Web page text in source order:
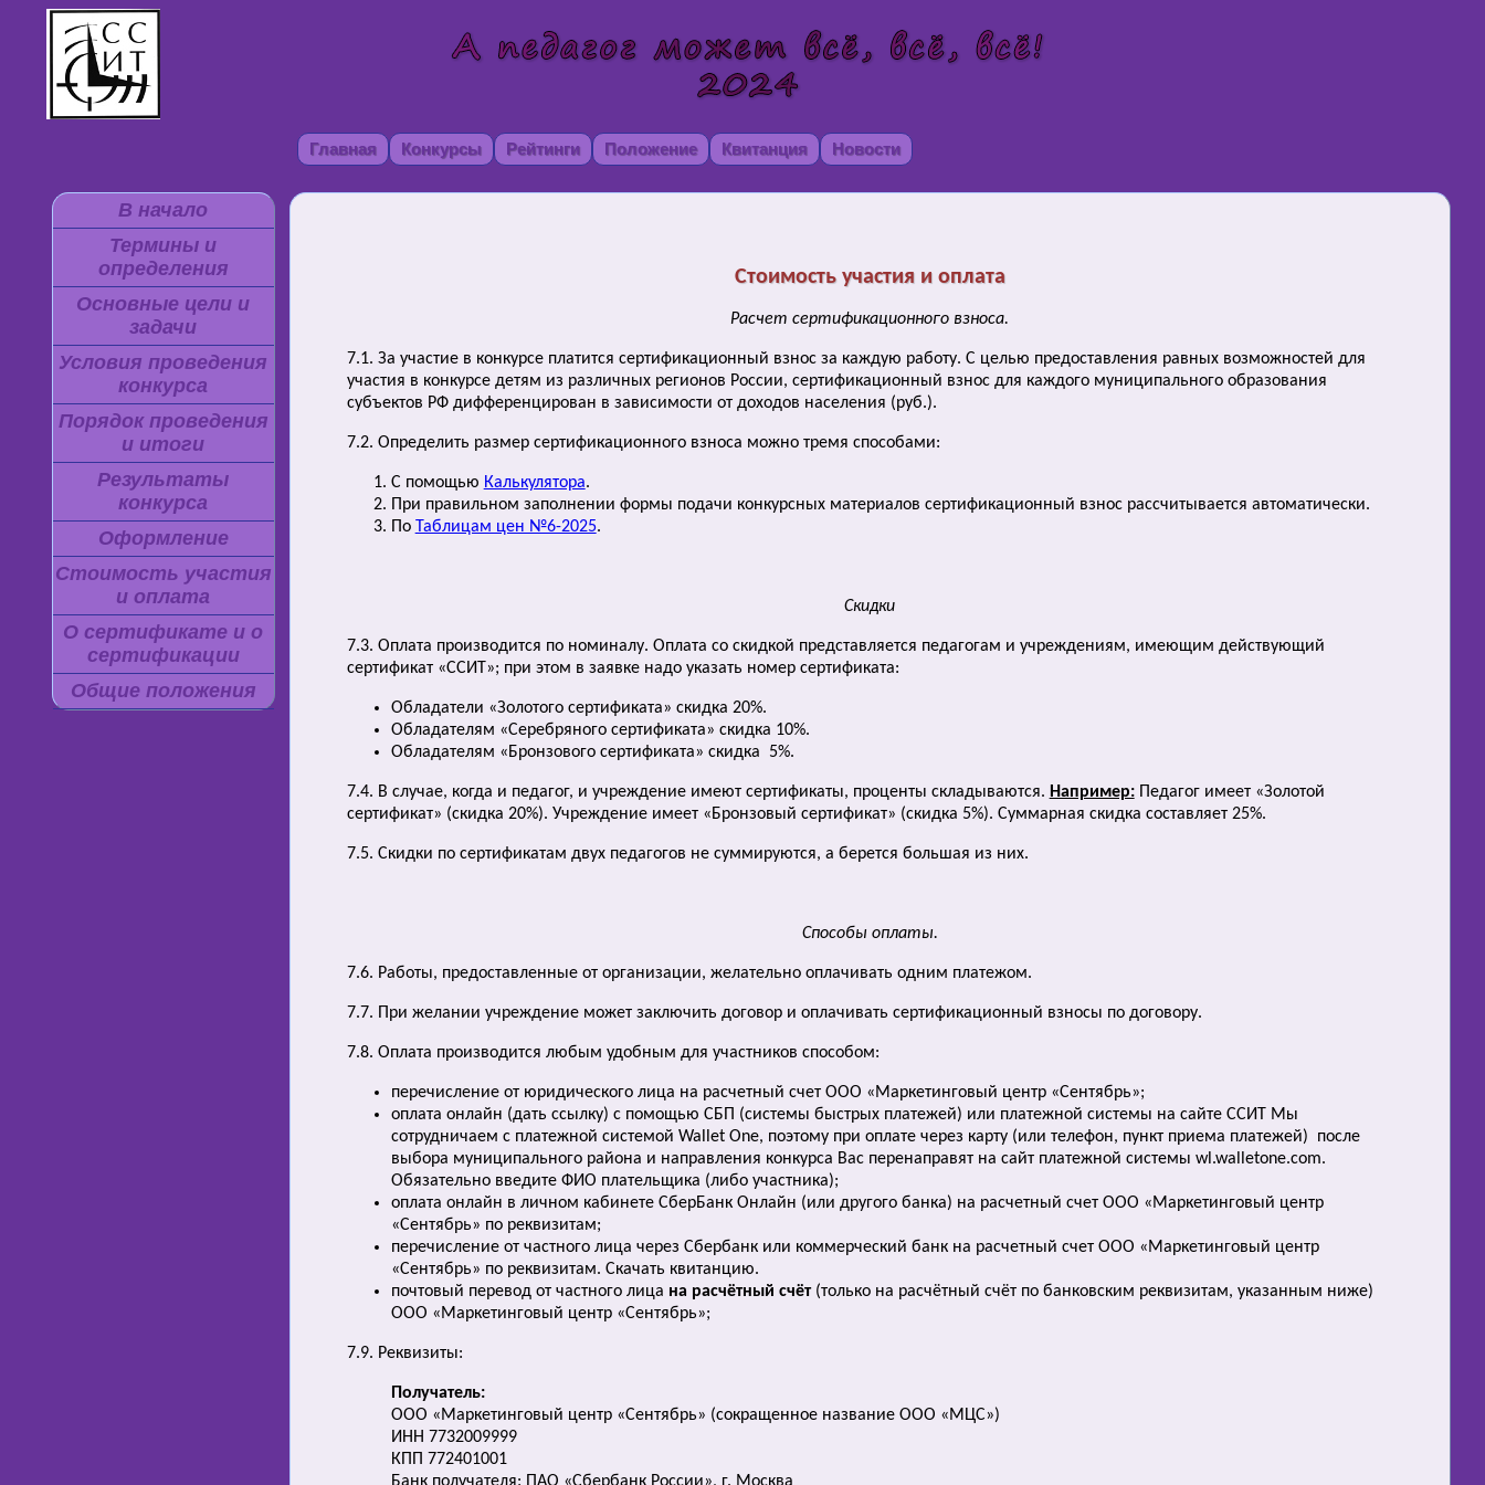
Главная Конкурсы Рейтинги Положение Квитанция Новости
В начало
Термины и
определения
Основные цели и
задачи
Условия проведения
конкурса
Порядок проведения
и итоги
Результаты
конкурса
Оформление
Стоимость участия
и оплата
О сертификате и о
сертификации
Общие положения
Стоимость участия и оплата
Расчет сертификационного взноса.
7.1. За участие в конкурсе платится сертификационный взнос за каждую работу. С целью предоставления равных возможностей для
участия в конкурсе детям из различных регионов России, сертификационный взнос для каждого муниципального образования
субъектов РФ дифференцирован в зависимости от доходов населения (руб.).
7.2. Определить размер сертификационного взноса можно тремя способами:
С помощью Калькулятора.
При правильном заполнении формы подачи конкурсных материалов сертификационный взнос рассчитывается автоматически.
По Таблицам цен №6-2025.
Скидки
7.3. Оплата производится по номиналу. Оплата со скидкой представляется педагогам и учреждениям, имеющим действующий
сертификат «ССИТ»; при этом в заявке надо указать номер сертификата:
Обладатели «Золотого сертификата» скидка 20%.
Обладателям «Серебряного сертификата» скидка 10%.
Обладателям «Бронзового сертификата» скидка 5%.
7.4. В случае, когда и педагог, и учреждение имеют сертификаты, проценты складываются. Например:Педагог имеет «Золотой
сертификат» (скидка 20%). Учреждение имеет «Бронзовый сертификат» (скидка 5%). Суммарная скидка составляет 25%.
7.5. Скидки по сертификатам двух педагогов не суммируются, а берется большая из них.
Способы оплаты.
7.6. Работы, предоставленные от организации, желательно оплачивать одним платежом.
7.7. При желании учреждение может заключить договор и оплачивать сертификационный взносы по договору.
7.8. Оплата производится любым удобным для участников способом:
перечисление от юридического лица на расчетный счет ООО «Маркетинговый центр «Сентябрь»;
оплата онлайн (дать ссылку) с помощью СБП (системы быстрых платежей) или платежной системы на сайте ССИТ Мы
сотрудничаем с платежной системой Wallet One, поэтому при оплате через карту (или телефон, пункт приема платежей) после
выбора муниципального района и направления конкурса Вас перенаправят на сайт платежной системы wl.walletone.com.
Обязательно введите ФИО плательщика (либо участника);
оплата онлайн в личном кабинете СберБанк Онлайн (или другого банка) на расчетный счет ООО «Маркетинговый центр
«Сентябрь» по реквизитам;
перечисление от частного лица через Сбербанк или коммерческий банк на расчетный счет ООО «Маркетинговый центр
«Сентябрь» по реквизитам. Скачать квитанцию.
почтовый перевод от частного лица на расчётный счёт(только на расчётный счёт по банковским реквизитам, указанным ниже)
ООО «Маркетинговый центр «Сентябрь»;
7.9. Реквизиты:
Получатель:
ООО «Маркетинговый центр «Сентябрь» (сокращенное название ООО «МЦС»)
ИНН 7732009999
КПП 772401001